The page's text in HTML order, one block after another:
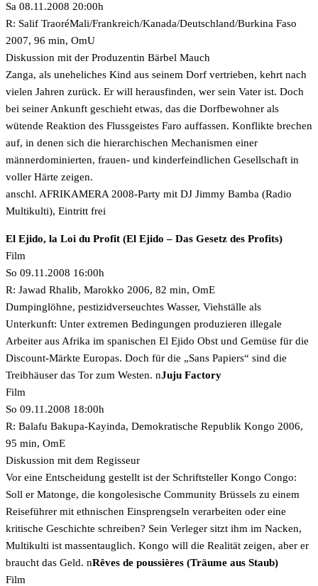
Sa 08.11.2008 20:00h
R: Salif TraoréMali/Frankreich/Kanada/Deutschland/Burkina Faso
2007, 96 min, OmU
Diskussion mit der Produzentin Bärbel Mauch
Zanga, als uneheliches Kind aus seinem Dorf vertrieben, kehrt nach
vielen Jahren zurück. Er will herausfinden, wer sein Vater ist. Doch
bei seiner Ankunft geschieht etwas, das die Dorfbewohner als
wütende Reaktion des Flussgeistes Faro auffassen. Konflikte brechen
auf, in denen sich die hierarchischen Mechanismen einer
männerdominierten, frauen- und kinderfeindlichen Gesellschaft in
voller Härte zeigen.
anschl. AFRIKAMERA 2008-Party mit DJ Jimmy Bamba (Radio
Multikulti), Eintritt frei
El Ejido, la Loi du Profit (El Ejido – Das Gesetz des Profits)
Film
So 09.11.2008 16:00h
R: Jawad Rhalib, Marokko 2006, 82 min, OmE
Dumpinglöhne, pestizidverseuchtes Wasser, Viehställe als
Unterkunft: Unter extremen Bedingungen produzieren illegale
Arbeiter aus Afrika im spanischen El Ejido Obst und Gemüse für die
Discount-Märkte Europas. Doch für die „Sans Papiers“ sind die
Treibhäuser das Tor zum Westen. nJuju Factory
Film
So 09.11.2008 18:00h
R: Balafu Bakupa-Kayinda, Demokratische Republik Kongo 2006,
95 min, OmE
Diskussion mit dem Regisseur
Vor eine Entscheidung gestellt ist der Schriftsteller Kongo Congo:
Soll er Matonge, die kongolesische Community Brüssels zu einem
Reiseführer mit ethnischen Einsprengseln verarbeiten oder eine
kritische Geschichte schreiben? Sein Verleger sitzt ihm im Nacken,
Multikulti ist massentauglich. Kongo will die Realität zeigen, aber er
braucht das Geld. nRêves de poussières (Träume aus Staub)
Film